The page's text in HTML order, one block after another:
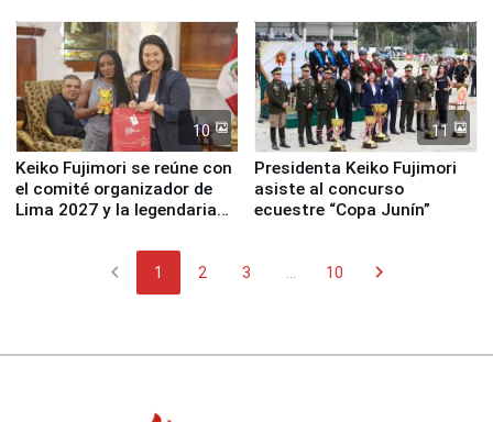
10
Keiko Fujimori se reúne con
el comité organizador de
Lima 2027 y la legendaria
11
Presidenta Keiko Fujimori
asiste al concurso
ecuestre “Copa Junín”
chevron_left 1 2 3 10 chevron_right